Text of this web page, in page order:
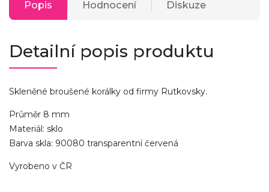
Popis Hodnocení Diskuze
Detailní popis produktu
Skleněné broušené korálky od firmy Rutkovsky.
Průměr 8 mm
Materiál: sklo
Barva skla: 90080 transparentní červená
Vyrobeno v ČR